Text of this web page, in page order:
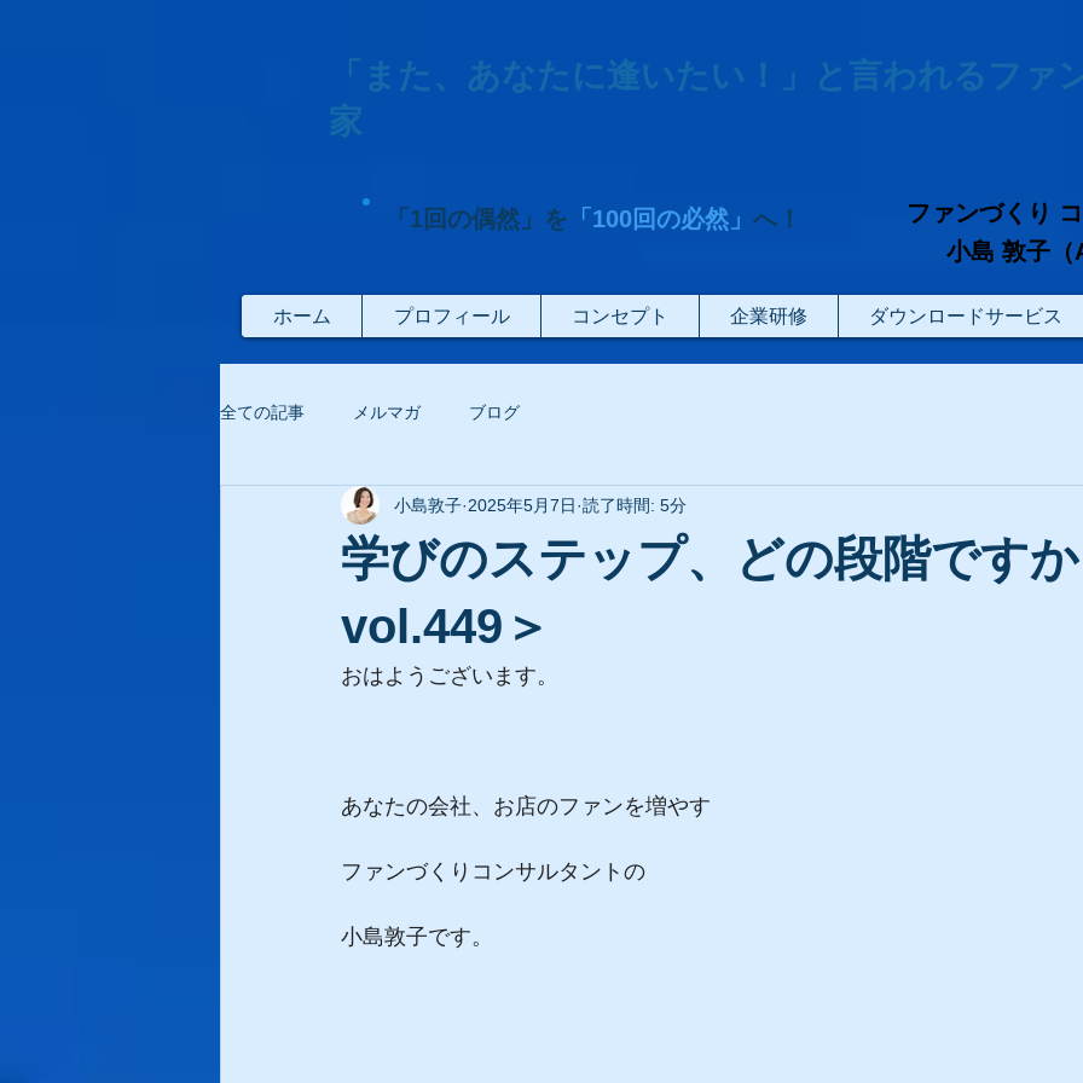
「また、あなたに逢いたい！」と言われるファ
家
「1回の偶然」を 「100回の必然」 へ！
ファンづくり
小島 敦子（
ホーム プロフィール コンセプト 企業研修 ダウンロードサービス
全ての記事 メルマガ ブログ
学びのステップ、どの段階です
vol.449＞
小島敦子 2025年5月7日 読了時間: 5分
おはようございます。
あなたの会社、お店のファンを増やす
ファンづくりコンサルタントの
小島敦子です。